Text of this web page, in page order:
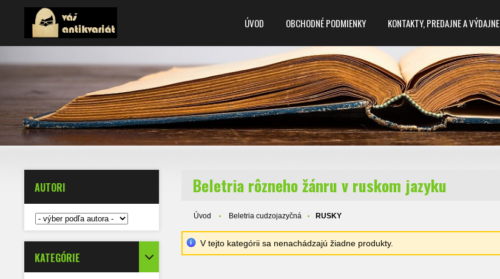
ÚVOD OBCHODNÉ PODMIENKY KONTAKTY, PREDAJNE A VÝDAJNE
AUTORI
KATEGÓRIE
Beletria rôzneho žánru v ruskom jazyku
Úvod Beletria cudzojazyčná RUSKY
V tejto kategórii sa nenachádzajú žiadne produkty.